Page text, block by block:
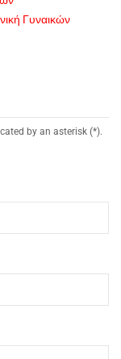
Γυναικών
by an asterisk (*).